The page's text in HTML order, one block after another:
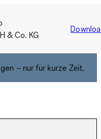
& Co. KG
– nur für kurze Zeit.